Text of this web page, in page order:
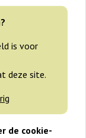
is voor
deze site.
de cookie-